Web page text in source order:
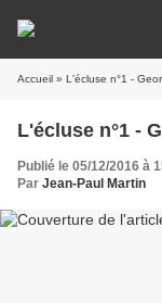
Accueil » L'écluse n°1 -
L'écluse n°1 -
Publié le 05/12/2016 à
Par Jean-Paul Martin